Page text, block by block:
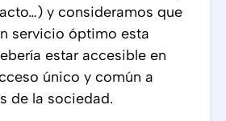
y consideramos que
servicio óptimo esta
estar accesible en
único y común a
de la sociedad.